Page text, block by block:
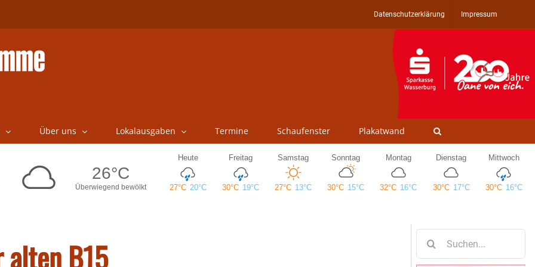
Datenschutzerklärung Impressum
Über uns Lokalausgaben Termine Schaufenster Plakatwand
B15
nach: